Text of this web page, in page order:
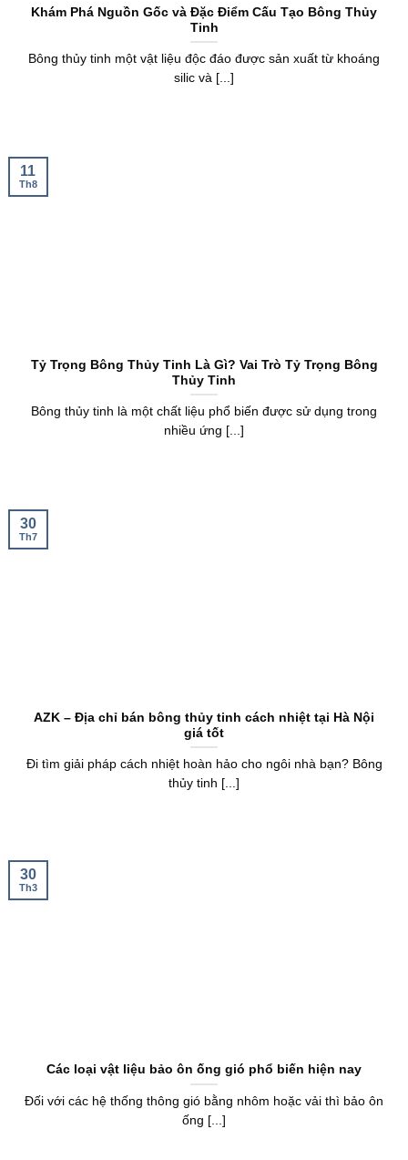
Khám Phá Nguồn Gốc và Đặc Điểm Cấu Tạo Bông Thủy
Tinh
Bông thủy tinh một vật liệu độc đáo được sản xuất từ khoáng
silic và [...]
Tỷ Trọng Bông Thủy Tinh Là Gì? Vai Trò Tỷ Trọng Bông
Thủy Tinh
Bông thủy tinh là một chất liệu phổ biến được sử dụng trong
nhiều ứng [...]
11
Th8
AZK – Địa chỉ bán bông thủy tinh cách nhiệt tại Hà Nội
giá tốt
Đi tìm giải pháp cách nhiệt hoàn hảo cho ngôi nhà bạn? Bông
thủy tinh [...]
30
Th7
Các loại vật liệu bảo ôn ống gió phổ biến hiện nay
Đối với các hệ thống thông gió bằng nhôm hoặc vải thì bảo ôn
ống [...]
30
Th3